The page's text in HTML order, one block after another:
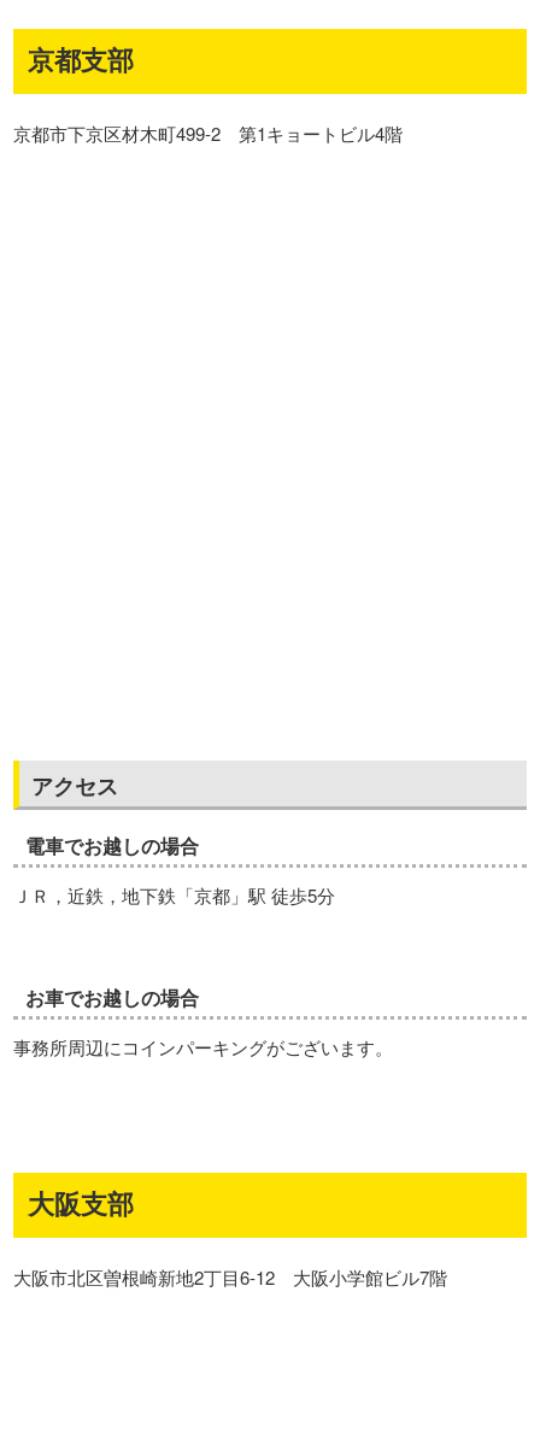
京都支部
京都市下京区材木町499-2 第1キョートビル4階
アクセス
電車でお越しの場合
ＪＲ，近鉄，地下鉄「京都」駅 徒歩5分
お車でお越しの場合
事務所周辺にコインパーキングがございます。
大阪支部
大阪市北区曽根崎新地2丁目6-12 大阪小学館ビル7階